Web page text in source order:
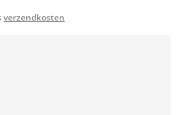
verzendkosten